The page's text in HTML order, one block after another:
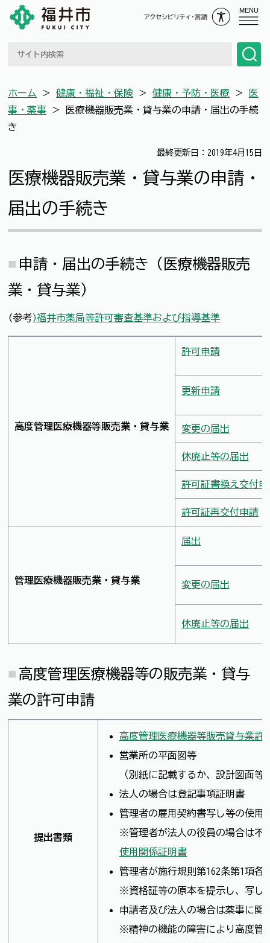
MENU
ホーム ＞ 健康・福祉・保険 ＞ 健康・予防・医療 ＞
医
事・薬事 ＞
医療機器販売業・貸与業の申請・届出の手続
き
最終更新日：2019年4月15日
医療機器販売業・貸与業の申請・
届出の手続き
申請・届出の手続き（医療機器販売
業・貸与業）
(参考)福井市薬局等許可審査基準および指導基準
高度管理医療機器等販売業・貸与業
許可申請
更新申請
変更の届出
休廃止等の届出
許可証書換え交付申
許可証再交付申請
管理医療機器販売業・貸与業
届出
変更の届出
休廃止等の届出
高度管理医療機器等の販売業・貸与
業の許可申請
提出書類
高度管理医療機器等販売貸与業許
営業所の平面図等
（別紙に記載するか、設計図面等
法人の場合は登記事項証明書
管理者の雇用契約書写し等の使用
※管理者が法人の役員の場合は不
使用関係証明書
管理者が施行規則第162条第1項各
※資格証等の原本を提示し、写し
申請者及び法人の場合は薬事に関
※精神の機能の障害により高度管